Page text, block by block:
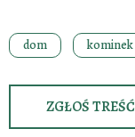
dom kominek
ZGŁOŚ TREŚĆ